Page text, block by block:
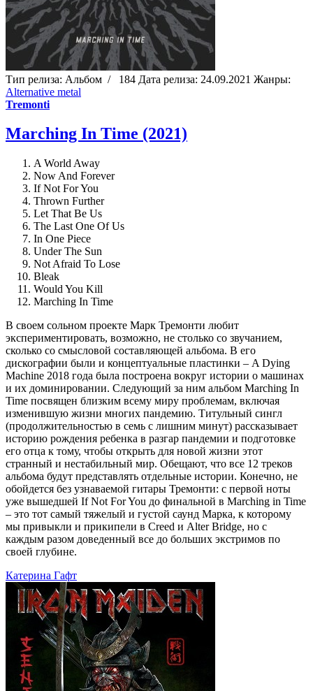
Тип релиза: Альбом / 184 Дата релиза: 24.09.2021 Жанры:
Alternative metal
Tremonti
Marching In Time (2021)
A World Away
Now And Forever
If Not For You
Thrown Further
Let That Be Us
The Last One Of Us
In One Piece
Under The Sun
Not Afraid To Lose
Bleak
Would You Kill
Marching In Time
В своем сольном проекте Марк Тремонти любит
экспериментировать, возможно, не столько со звучанием,
сколько со смысловой составляющей альбома. В его
дискографии были и концептуальные пластинки – A Dying
Machine 2018 года была построена вокруг истории о машинах
и их доминировании. Следующий за ним альбом Marching In
Time посвящен близким всему миру проблемам, включая
изменившую жизни многих пандемию. Титульный сингл
(продолжительностью в семь с лишним минут) рассказывает
историю рождения ребенка в разгар пандемии и подготовке
его отца к тому, чтобы открыть для новой жизни этот
странный и нестабильный мир. Обещают, что все 12 треков
альбома будут представлять отдельные истории. Конечно, не
обойдется без узнаваемой гитары Тремонти: с первой ноты
уже вышедшей If Not For You до финальной в Marching in Time
– это тот самый тяжелый и густой саунд Марка, к которому
мы привыкли и прикипели в Creed и Alter Bridge, но с
каждым разом доведенный все до больших экстримов по
своей глубине.
Катерина Гафт